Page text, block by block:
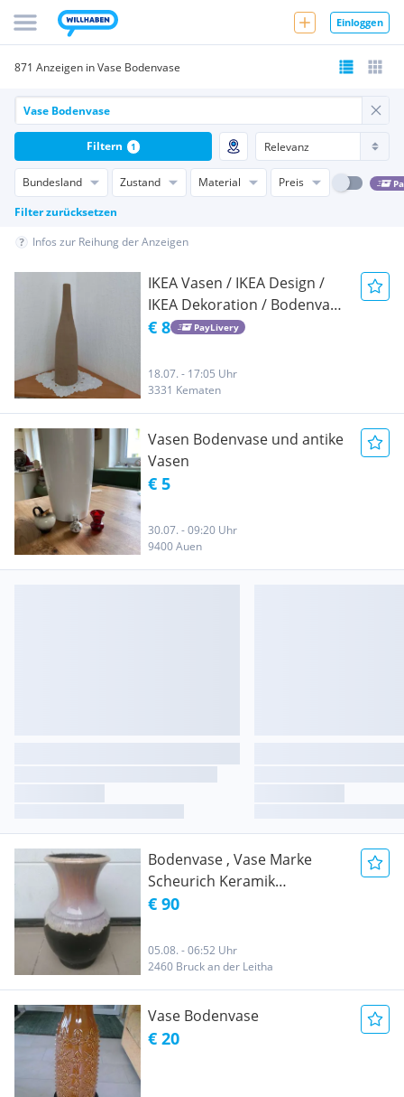
Einloggen
871 Anzeigen in Vase Bodenvase
Bundesland Zustand Material Preis
Filter zurücksetzen
Filtern 1
Infos zur Reihung der Anzeigen
IKEA Vasen / IKEA Design /
IKEA Dekoration / Bodenvase
Ton / Vasen / Dekoration /
€ 8 PayLivery
18.07. - 17:05 Uhr
3331 Kematen
Vasen Bodenvase und antike
Vasen
€ 5
30.07. - 09:20 Uhr
9400 Auen
Bodenvase , Vase Marke
Scheurich Keramik
Bodenvase
€ 90
05.08. - 06:52 Uhr
2460 Bruck an der Leitha
Vase Bodenvase
€ 20